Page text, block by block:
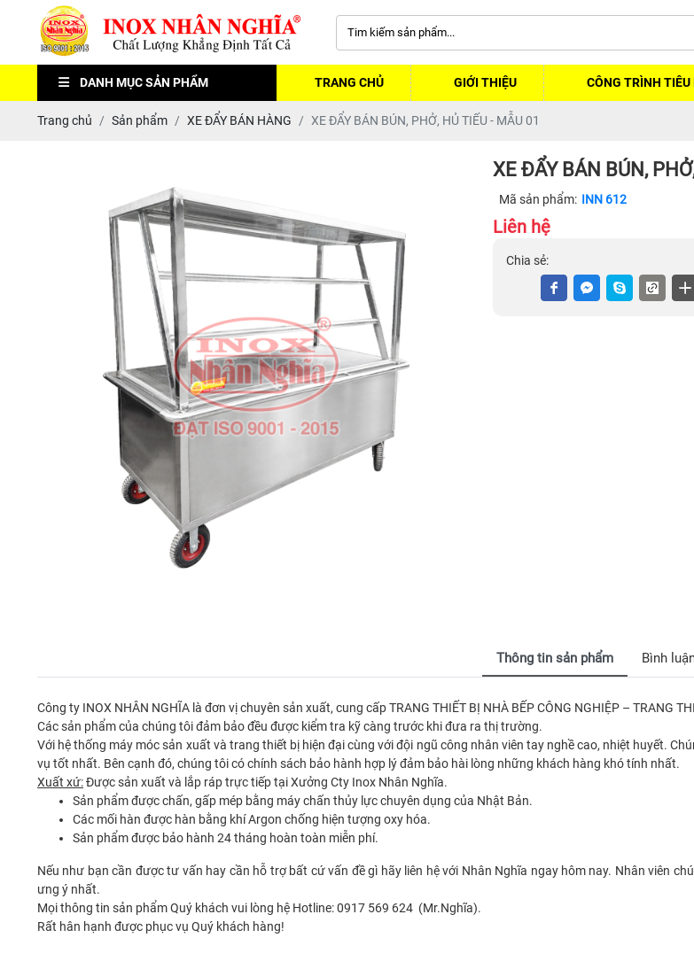
DANH MỤC SẢN PHẨM TRANG CHỦ GIỚI THIỆU CÔNG TRÌNH TIÊU
Trang chủ Sản phẩm XE ĐẨY BÁN HÀNG XE ĐẨY BÁN BÚN, PHỞ, HỦ TIẾU - MẪU 01
XE ĐẨY BÁN BÚN,
Mã sản phẩm: INN 612
Liên hệ
Chia sẻ:
Thông tin sản phẩm Bình
Công ty INOX NHÂN NGHĨA là đơn vị chuyên sản xuất, cung cấp TRANG THIẾT BỊ NHÀ BẾP CÔNG NGHIỆP – TRANG
Các sản phẩm của chúng tôi đảm bảo đều được kiểm tra kỹ càng trước khi đưa ra thị trường.
Với hệ thống máy móc sản xuất và trang thiết bị hiện đại cùng với đội ngũ công nhân viên tay nghề cao, nhiệt huyết.
vụ tốt nhất. Bên cạnh đó, chúng tôi có chính sách bảo hành hợp lý đảm bảo hài lòng những khách hàng khó tính nhất.
Xuất xứ:Được sản xuất và lắp ráp trực tiếp tại Xưởng Cty Inox Nhân Nghĩa.
Sản phẩm được chấn, gấp mép bằng máy chấn thủy lực chuyên dụng của Nhật Bản.
Các mối hàn được hàn bằng khí Argon chống hiện tượng oxy hóa.
Sản phẩm được bảo hành 24 tháng hoàn toàn miễn phí.
Nếu như bạn cần được tư vấn hay cần hỗ trợ bất cứ vấn đề gì hãy liên hệ với Nhân Nghĩa ngay hôm nay. Nhân viên
ưng ý nhất.
Mọi thông tin sản phẩm Quý khách vui lòng hệ Hotline: 0917 569 624 (Mr.Nghĩa).
Rất hân hạnh được phục vụ Quý khách hàng!­